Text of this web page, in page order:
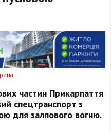
частин Прикарпаття
спецтранспорт з
для залпового вогню.